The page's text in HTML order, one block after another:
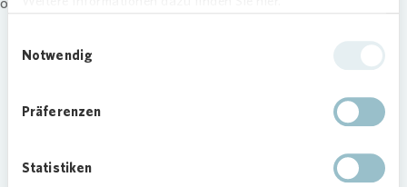
Notwendig
Präferenzen
Statistiken